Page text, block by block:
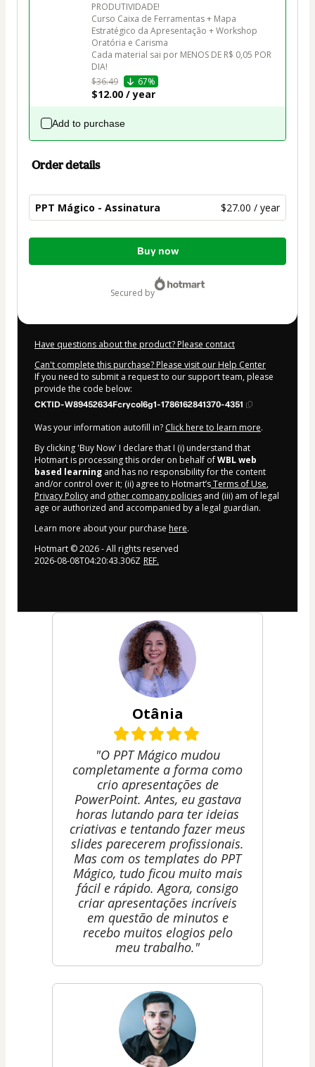
PRODUTIVIDADE!
Curso Caixa de Ferramentas + Mapa
Estratégico da Apresentação + Workshop
Oratória e Carisma
Cada material sai por MENOS DE R$ 0,05 POR
DIA!
$36.49
67%
$12.00 / year
Add to purchase
Order details
PPT Mágico - Assinatura $27.00 / year
Total
Buy now
secured by
Have questions about the product? Please contact
Can't complete this purchase? Please visit our Help Center
If you need to submit a request to our support team, please
provide the code below:
CKTID-W89452634Fcrycol6g1-1786162841370-4351
Was your information autofill in? Click here to learn more.
By clicking 'Buy Now' I declare that I (i) understand that
Hotmart is processing this order on behalf ofWBL web
based learning and has no responsibility for the content
and/or control over it; (ii) agree to Hotmart’sTerms of Use,
Privacy Policy and other company policies and (iii) am of legal
age or authorized and accompanied by a legal guardian.
Learn more about your purchase here.
Hotmart ©2026- All rights reserved
2026-08-08T04:20:43.306Z REF.
Otânia
"O PPT Mágico mudou
completamente a forma como
crio apresentações de
PowerPoint. Antes, eu gastava
horas lutando para ter ideias
criativas e tentando fazer meus
slides parecerem profissionais.
Mas com os templates do PPT
Mágico, tudo ficou muito mais
fácil e rápido. Agora, consigo
criar apresentações incríveis
em questão de minutos e
recebo muitos elogios pelo
meu trabalho."